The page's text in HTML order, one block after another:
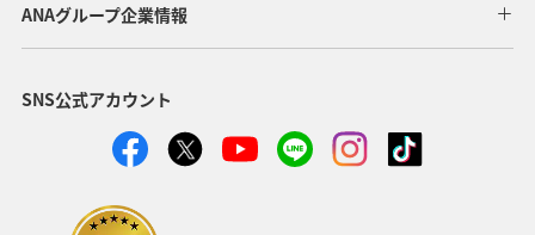
ANAグループ企業情報
SNS公式アカウント